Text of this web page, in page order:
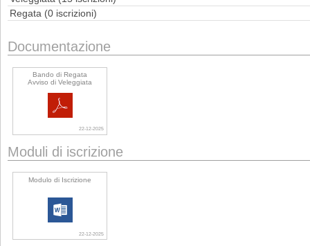
Regata (0 iscrizioni)
Documentazione
Bando di Regata
Avviso di Veleggiata
22-12-2025
Moduli di iscrizione
Modulo di Iscrizione
22-12-2025